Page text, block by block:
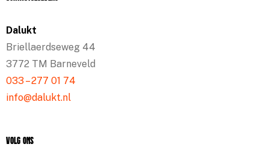
Dalukt
Briellaerdseweg 44
3772 TM Barneveld
033 – 277 01 74
info@dalukt.nl
Volg ons